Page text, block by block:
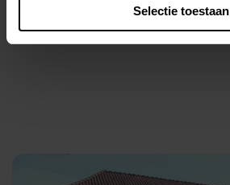
Selectie toestaan